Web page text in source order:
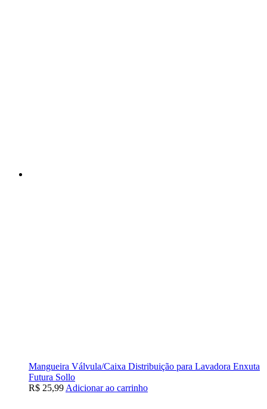
Mangueira Válvula/Caixa Distribuição para Lavadora Enxuta
Futura Sollo
R$ 25,99Adicionar ao carrinho